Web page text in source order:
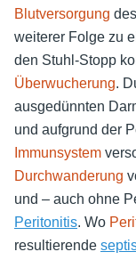
Blutversorgung
weiterer Folge zu
den Stuhl-Stopp
Überwucherung.
ausgedünnten
und aufgrund der
Immunsystem
Durchwanderung
und – auch ohne
Peritonitis. Wo
resultierende